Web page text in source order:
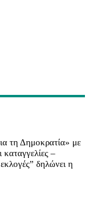
τη Δημοκρατία» με
καταγγελίες –
δηλώνει η